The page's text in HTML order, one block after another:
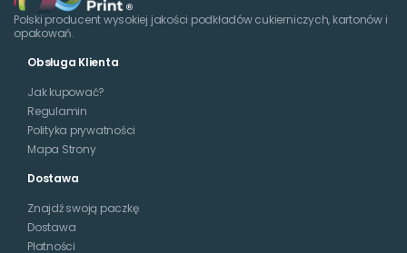
Polski producent wysokiej jakości podkładów cukierniczych, kartonów i
opakowań.
Obsługa Klienta
Jak kupować?
Regulamin
Polityka prywatności
Mapa Strony
Dostawa
Znajdź swoją paczkę
Dostawa
Płatności